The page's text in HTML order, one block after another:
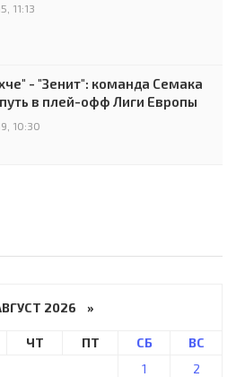
11:13
- "Зенит": команда Семака
в плей-офф Лиги Европы
10:30
2026 »
ЧТ ПТ СБ
ВС
1
2